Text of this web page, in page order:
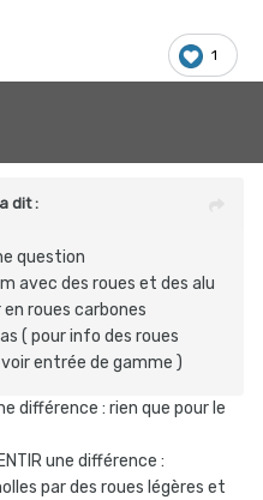
1
a dit :
question
avec des roues et des alu
en roues carbones
( pour info des roues
entrée de gamme )
différence : rien que pour le
une différence :
par des roues légères et